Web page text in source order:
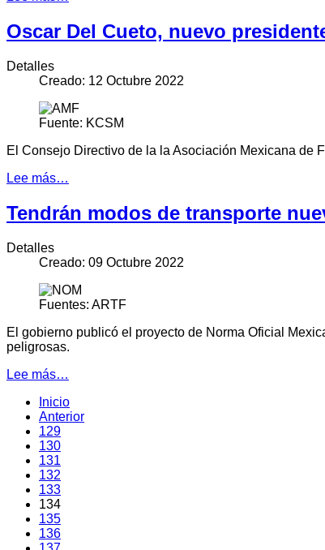
Oscar Del Cueto, nuevo
Detalles
Creado: 12 Octubre 2022
Fuente: KCSM
El Consejo Directivo de la la Asociación Mexicana de
Lee más…
Tendrán modos de transporte
Detalles
Creado: 09 Octubre 2022
Fuentes: ARTF
El gobierno publicó el proyecto de Norma Oficial
peligrosas.
Lee más…
Inicio
Anterior
129
130
131
132
133
134
135
136